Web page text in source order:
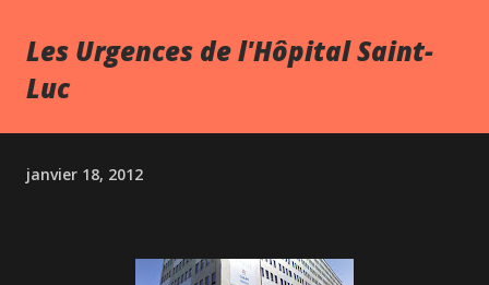
Les Urgences de l'Hôpital Saint-
Luc
janvier 18, 2012